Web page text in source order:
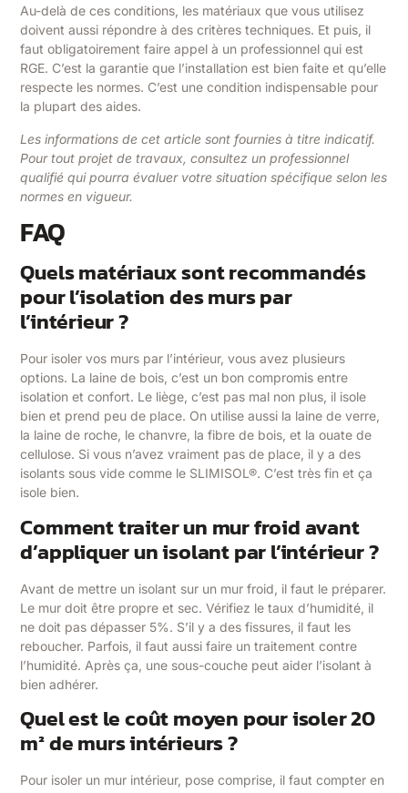
Au-delà de ces conditions, les matériaux que vous utilisez
doivent aussi répondre à des critères techniques. Et puis, il
faut obligatoirement faire appel à un professionnel qui est
RGE. C’est la garantie que l’installation est bien faite et qu’elle
respecte les normes. C’est une condition indispensable pour
la plupart des aides.
Les informations de cet article sont fournies à titre indicatif.
Pour tout projet de travaux, consultez un professionnel
qualifié qui pourra évaluer votre situation spécifique selon les
normes en vigueur.
FAQ
Quels matériaux sont recommandés
pour l’isolation des murs par
l’intérieur ?
Pour isoler vos murs par l’intérieur, vous avez plusieurs
options. La laine de bois, c’est un bon compromis entre
isolation et confort. Le liège, c’est pas mal non plus, il isole
bien et prend peu de place. On utilise aussi la laine de verre,
la laine de roche, le chanvre, la fibre de bois, et la ouate de
cellulose. Si vous n’avez vraiment pas de place, il y a des
isolants sous vide comme le SLIMISOL®. C’est très fin et ça
isole bien.
Comment traiter un mur froid avant
d’appliquer un isolant par l’intérieur ?
Avant de mettre un isolant sur un mur froid, il faut le préparer.
Le mur doit être propre et sec. Vérifiez le taux d’humidité, il
ne doit pas dépasser 5%. S’il y a des fissures, il faut les
reboucher. Parfois, il faut aussi faire un traitement contre
l’humidité. Après ça, une sous-couche peut aider l’isolant à
bien adhérer.
Quel est le coût moyen pour isoler 20
m² de murs intérieurs ?
Pour isoler un mur intérieur, pose comprise, il faut compter en